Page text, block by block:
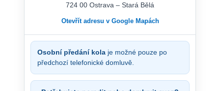
724 00 Ostrava – Stará Bělá
Otevřít adresu v Google Mapách
Osobní předání kola je možné pouze po
předchozí telefonické domluvě.